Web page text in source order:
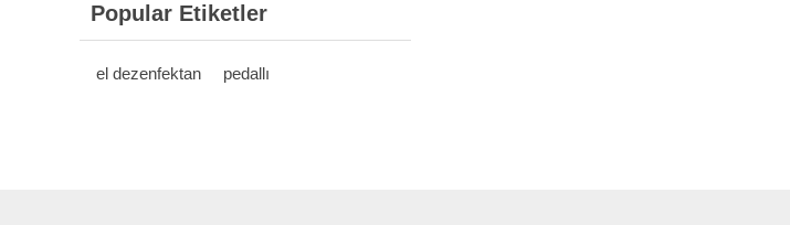
Popular Etiketler
el dezenfektan pedallı